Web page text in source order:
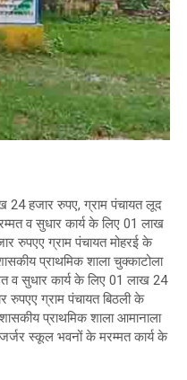
24 हजार रुपए, ग्राम पंचायत लूद
व सुधार कार्य के लिए 01 लाख
रुपएए ग्राम पंचायत मोहरई के
प्राथमिक शाला चुक्काटोला
व सुधार कार्य के लिए 01 लाख 24
रुपएए ग्राम पंचायत बिठली के
प्राथमिक शाला आमानाला
स्कूल भवनों के मरम्मत कार्य के